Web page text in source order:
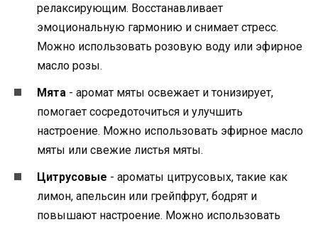
релаксирующим. Восстанавливает
эмоциональную гармонию и снимает стресс.
Можно использовать розовую воду или эфирное
масло розы.
Мята - аромат мяты освежает и тонизирует,
помогает сосредоточиться и улучшить
настроение. Можно использовать эфирное масло
мяты или свежие листья мяты.
Цитрусовые - ароматы цитрусовых, такие как
лимон, апельсин или грейпфрут, бодрят и
повышают настроение. Можно использовать